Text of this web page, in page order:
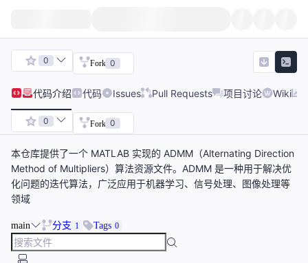
0 Fork 0
代码介绍 代码 Issues Pull Requests 项目讨论 Wiki
0 Fork 0
本仓库提供了一个 MATLAB 实现的 ADMM（Alternating Direction
Method of Multipliers）算法资源文件。ADMM 是一种用于解决优
化问题的迭代算法，广泛应用于机器学习、信号处理、图像处理等
领域
main 分支 1 Tags 0